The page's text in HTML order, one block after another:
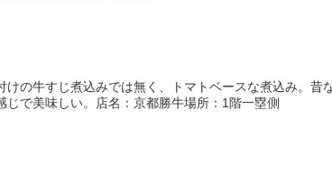
けの牛すじ煮込みでは無く、トマトベースな煮込み。昔
じで美味しい。店名：京都勝牛場所：1階一塁側